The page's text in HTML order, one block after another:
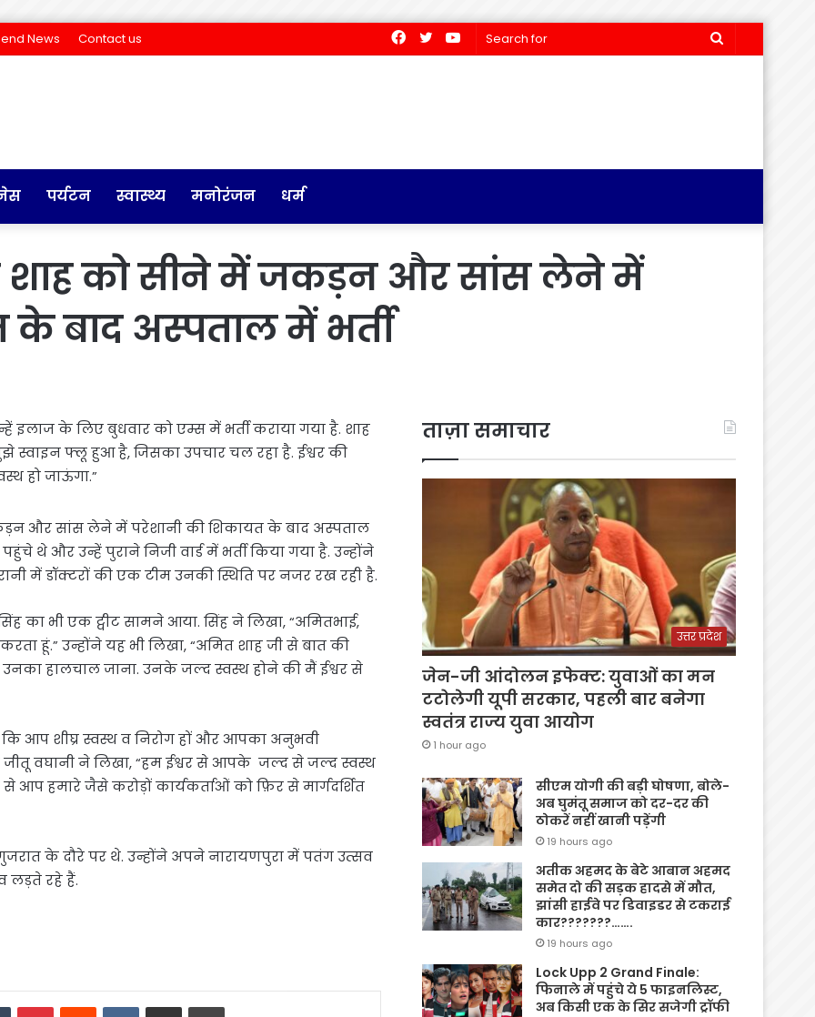
News Contact us
Search
YouTube
Twitter
Facebook
पर्यटन स्वास्थ्य मनोरंजन धर्म
शाह को सीने में जकड़न और सांस लेने में
बाद अस्पताल में भर्ती
इलाज के लिए बुधवार को एम्स में भर्ती कराया गया है. शाह
स्वाइन फ्लू हुआ है, जिसका उपचार चल रहा है. ईश्वर की
हो जाऊंगा.”
और सांस लेने में परेशानी की शिकायत के बाद अस्पताल
थे और उन्हें पुराने निजी वार्ड में भर्ती किया गया है. उन्होंने
में डॉक्टरों की एक टीम उनकी स्थिति पर नजर रख रही है.
का भी एक ट्वीट सामने आया. सिंह ने लिखा, “अमितभाई,
हूं.” उन्होंने यह भी लिखा, “अमित शाह जी से बात की
हालचाल जाना. उनके जल्द स्वस्थ होने की मैं ईश्वर से
कि आप शीघ्र स्वस्थ व निरोग हों और आपका अनुभवी
जीतू वघानी ने लिखा, “हम ईश्वर से आपके जल्द से जल्द स्वस्थ
आप हमारे जैसे करोड़ों कार्यकर्ताओं को फ़िर से मार्गदर्शित
के दौरे पर थे. उन्होंने अपने नारायणपुरा में पतंग उत्सव
लड़ते रहे हैं.
TumblrPinterestReddit VKontakte
Share via Email Print
ताज़ा समाचार
उत्तर प्रदेश
जेन-जी आंदोलन इफेक्ट: युवाओं का मन
टटोलेगी यूपी सरकार, पहली बार बनेगा
स्वतंत्र राज्य युवा आयोग
1 hour ago
सीएम योगी की बड़ी घोषणा, बोले-
अब घुमंतू समाज को दर-दर की
ठोकरें नहीं खानी पड़ेंगी
19 hours ago
अतीक अहमद के बेटे आबान अहमद
समेत दो की सड़क हादसे में मौत,
झांसी हाईवे पर डिवाइडर से टकराई
कार???????…….
19 hours ago
Lock Upp 2 Grand Finale:
फिनाले में पहुंचे ये 5 फाइनलिस्ट,
अब किसी एक के सिर सजेगी ट्रॉफी